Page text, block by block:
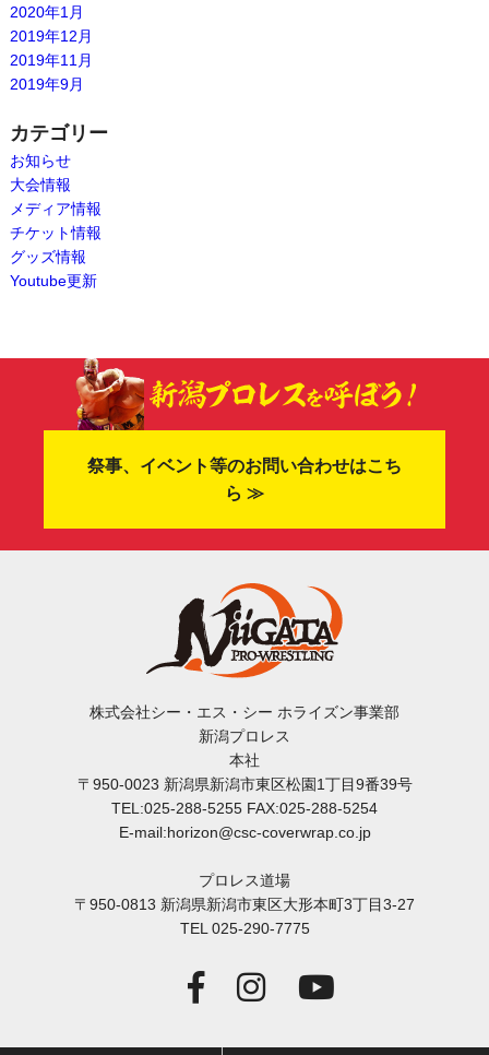
2020年1月
2019年12月
2019年11月
2019年9月
カテゴリー
お知らせ
大会情報
メディア情報
チケット情報
グッズ情報
Youtube更新
祭事、イベント等のお問い合わせはこち
ら ≫
株式会社シー・エス・シー ホライズン事業部
新潟プロレス
本社
〒950-0023 新潟県新潟市東区松園1丁目9番39号
TEL:025-288-5255 FAX:025-288-5254
E-mail:horizon@csc-coverwrap.co.jp
プロレス道場
〒950-0813 新潟県新潟市東区大形本町3丁目3-27
TEL 025-290-7775